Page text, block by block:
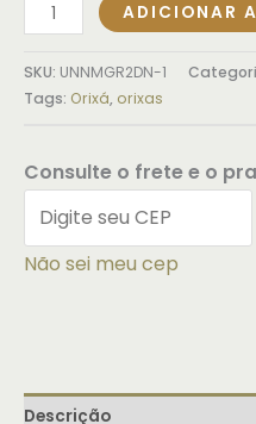
ADICIONAR
SKU: UNNMGR2DN-1
Tags: Orixá, orixas
Consulte o frete e o
Não sei meu cep
Descrição